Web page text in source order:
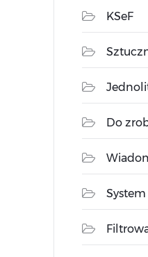
KSeF
Do
System